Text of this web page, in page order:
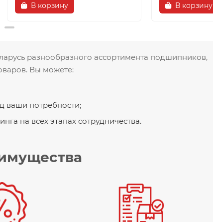
В корзину В корзину
разнообразного ассортимента подшипников,
Вы можете:
ваши потребности;
на всех этапах сотрудничества.